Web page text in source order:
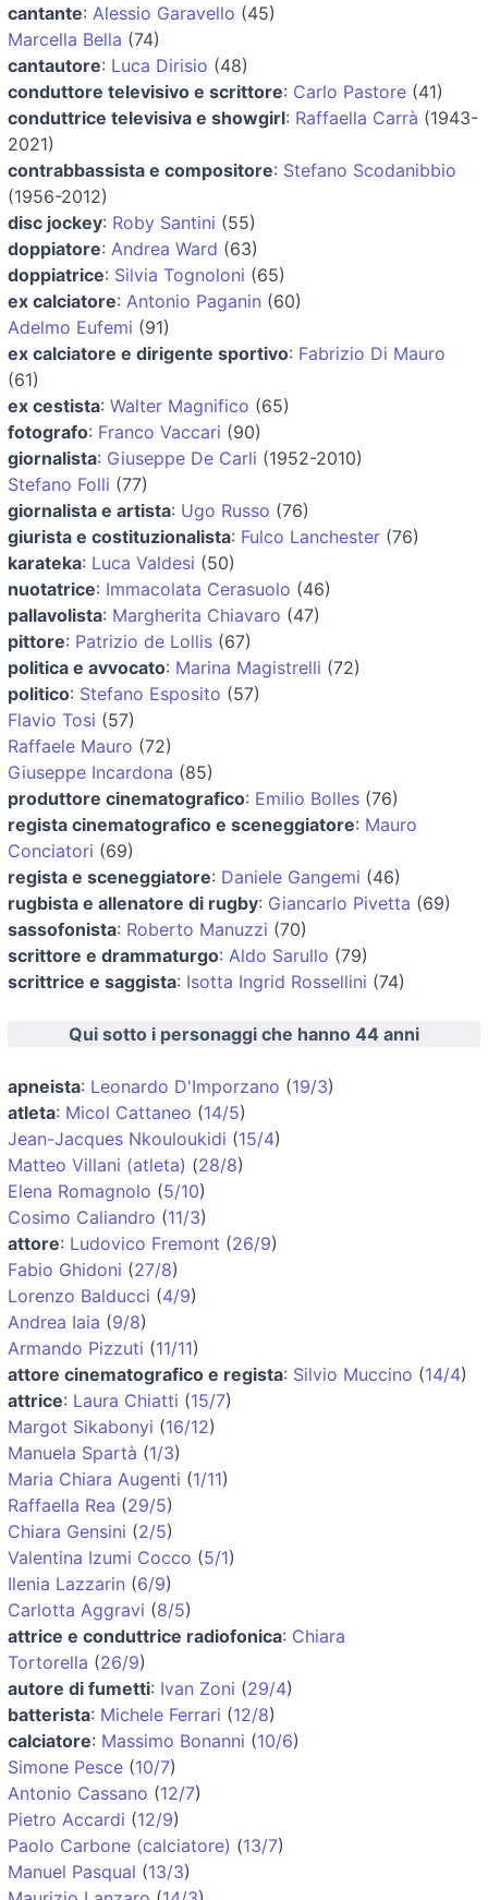
cantante: Alessio Garavello (45)
Marcella Bella (74)
cantautore: Luca Dirisio (48)
conduttore televisivo e scrittore: Carlo Pastore (41)
conduttrice televisiva e showgirl: Raffaella Carrà (1943-
2021)
contrabbassista e compositore: Stefano Scodanibbio
(1956-2012)
disc jockey: Roby Santini (55)
doppiatore: Andrea Ward (63)
doppiatrice: Silvia Tognoloni (65)
ex calciatore: Antonio Paganin (60)
Adelmo Eufemi (91)
ex calciatore e dirigente sportivo: Fabrizio Di Mauro
(61)
ex cestista: Walter Magnifico (65)
fotografo: Franco Vaccari (90)
giornalista: Giuseppe De Carli (1952-2010)
Stefano Folli (77)
giornalista e artista: Ugo Russo (76)
giurista e costituzionalista: Fulco Lanchester (76)
karateka: Luca Valdesi (50)
nuotatrice: Immacolata Cerasuolo (46)
pallavolista: Margherita Chiavaro (47)
pittore: Patrizio de Lollis (67)
politica e avvocato: Marina Magistrelli (72)
politico: Stefano Esposito (57)
Flavio Tosi (57)
Raffaele Mauro (72)
Giuseppe Incardona (85)
produttore cinematografico: Emilio Bolles (76)
regista cinematografico e sceneggiatore: Mauro
Conciatori (69)
regista e sceneggiatore: Daniele Gangemi (46)
rugbista e allenatore di rugby: Giancarlo Pivetta (69)
sassofonista: Roberto Manuzzi (70)
scrittore e drammaturgo: Aldo Sarullo (79)
scrittrice e saggista: Isotta Ingrid Rossellini (74)
Qui sotto i personaggi che hanno 44 anni
apneista: Leonardo D'Imporzano (19/3)
atleta: Micol Cattaneo (14/5)
Jean-Jacques Nkouloukidi (15/4)
Matteo Villani (atleta) (28/8)
Elena Romagnolo (5/10)
Cosimo Caliandro (11/3)
attore: Ludovico Fremont (26/9)
Fabio Ghidoni (27/8)
Lorenzo Balducci (4/9)
Andrea Iaia (9/8)
Armando Pizzuti (11/11)
attore cinematografico e regista: Silvio Muccino (14/4)
attrice: Laura Chiatti (15/7)
Margot Sikabonyi (16/12)
Manuela Spartà (1/3)
Maria Chiara Augenti (1/11)
Raffaella Rea (29/5)
Chiara Gensini (2/5)
Valentina Izumi Cocco (5/1)
Ilenia Lazzarin (6/9)
Carlotta Aggravi (8/5)
attrice e conduttrice radiofonica: Chiara
Tortorella (26/9)
autore di fumetti: Ivan Zoni (29/4)
batterista: Michele Ferrari (12/8)
calciatore: Massimo Bonanni (10/6)
Simone Pesce (10/7)
Antonio Cassano (12/7)
Pietro Accardi (12/9)
Paolo Carbone (calciatore) (13/7)
Manuel Pasqual (13/3)